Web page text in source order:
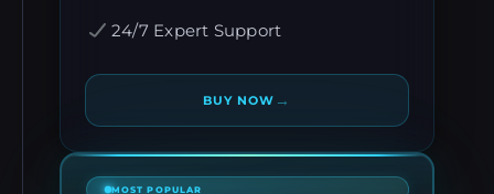
24/7 Expert Support
BUY NOW →
MOST POPULAR